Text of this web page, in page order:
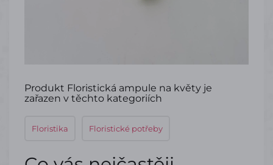
Produkt Floristická ampule na květy je
zařazen v těchto kategoriích
Floristika Floristické potřeby